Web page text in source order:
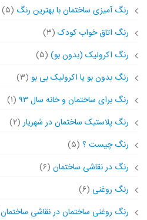
رنگ آمیزی ساختمان با بهترین رنگ (۵)
رنگ اتاق خواب کودک (۳)
رنگ اکرولیک (بدون بو) (۵)
رنگ بدون بو یا اکرولیک بی بو (۳)
رنگ برای ساختمان و خانه سال ۹۳
(۱)
رنگ پلاستیک ساختمان در شهریار(۲)
رنگ چیست ؟ (۵)
رنگ در نقاشی ساختمان (۶)
رنگ روغنی (۶)
رنگ روغنی ساختمان در نقاشی ساختمان